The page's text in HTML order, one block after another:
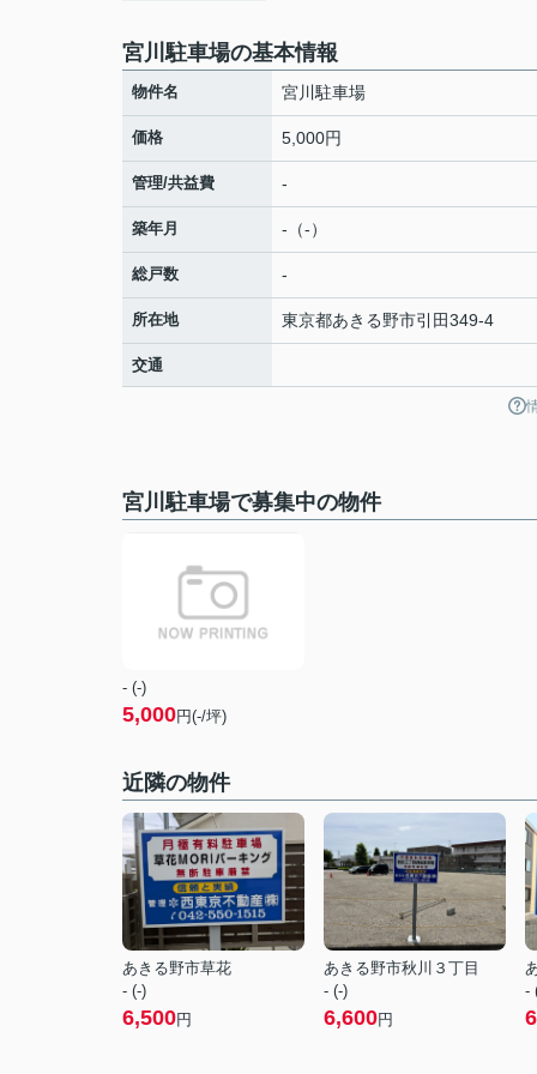
宮川駐車場の基本情報
物件名 宮川駐車場
価格 5,000円
管理/共益費 -
築年月 -（-）
総戸数 -
所在地 東京都あきる野市引田349-4
交通
宮川駐車場で募集中の物件
- (-)
5,000円(-/坪)
近隣の物件
あきる野市草花
- (-)
6,500円
あきる野市秋川３丁目
- (-)
6,600円
-